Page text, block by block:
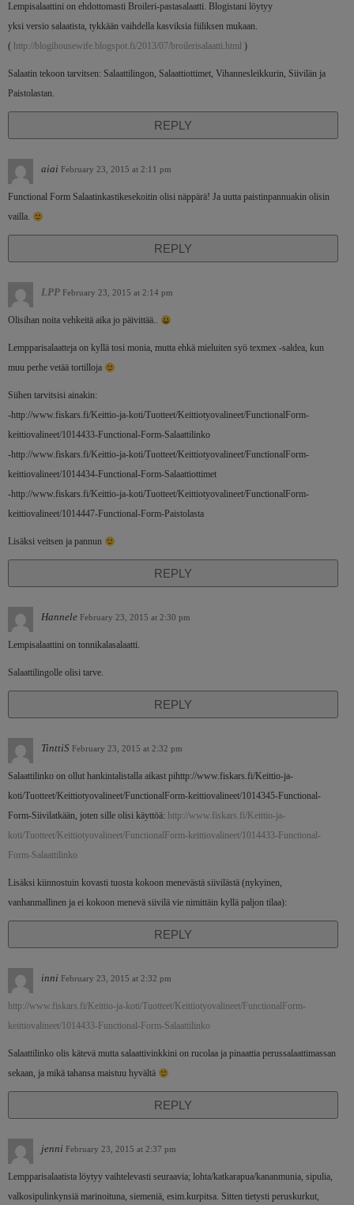
Lempisalaattini on ehdottomasti Broileri-pastasalaatti. Blogistani löytyy
yksi versio salaatista, tykkään vaihdella kasviksia fiiliksen mukaan.
( http://blogihousewife.blogspot.fi/2013/07/broilerisalaatti.html )
Salaatin tekoon tarvitsen: Salaattilingon, Salaattiottimet, Vihannesleikkurin, Siivilän ja
Paistolastan.
REPLY
aiai February 23, 2015 at 2:11 pm
Functional Form Salaatinkastikesekoitin olisi näppärä! Ja uutta paistinpannuakin olisin
vailla.
REPLY
LPP February 23, 2015 at 2:14 pm
Olisihan noita vehkeitä aika jo päivittää..
Lempparisalaatteja on kyllä tosi monia, mutta ehkä mieluiten syö texmex -saldea, kun
muu perhe vetää tortilloja
Siihen tarvitsisi ainakin:
-http://www.fiskars.fi/Keittio-ja-koti/Tuotteet/Keittiotyovalineet/FunctionalForm-
keittiovalineet/1014433-Functional-Form-Salaattilinko
-http://www.fiskars.fi/Keittio-ja-koti/Tuotteet/Keittiotyovalineet/FunctionalForm-
keittiovalineet/1014434-Functional-Form-Salaattiottimet
-http://www.fiskars.fi/Keittio-ja-koti/Tuotteet/Keittiotyovalineet/FunctionalForm-
keittiovalineet/1014447-Functional-Form-Paistolasta
Lisäksi veitsen ja pannun
REPLY
Hannele February 23, 2015 at 2:30 pm
Lempisalaattini on tonnikalasalaatti.
Salaattilingolle olisi tarve.
REPLY
TinttiS February 23, 2015 at 2:32 pm
Salaattilinko on ollut hankintalistalla aikast pihttp://www.fiskars.fi/Keittio-ja-
koti/Tuotteet/Keittiotyovalineet/FunctionalForm-keittiovalineet/1014345-Functional-
Form-Siivilatkään, joten sille olisi käyttöä: http://www.fiskars.fi/Keittio-ja-
koti/Tuotteet/Keittiotyovalineet/FunctionalForm-keittiovalineet/1014433-Functional-
Form-Salaattilinko
Lisäksi kiinnostuin kovasti tuosta kokoon menevästä siivilästä (nykyinen,
vanhanmallinen ja ei kokoon menevä siivilä vie nimittäin kyllä paljon tilaa):
REPLY
inni February 23, 2015 at 2:32 pm
http://www.fiskars.fi/Keittio-ja-koti/Tuotteet/Keittiotyovalineet/FunctionalForm-
keittiovalineet/1014433-Functional-Form-Salaattilinko
Salaattilinko olis kätevä mutta salaattivinkkini on rucolaa ja pinaattia perussalaattimassan
sekaan, ja mikä tahansa maistuu hyvältä
REPLY
jenni February 23, 2015 at 2:37 pm
Lempparisalaatista löytyy vaihtelevasti seuraavia; lohta/katkarapua/kananmunia, sipulia,
valkosipulinkynsiä marinoituna, siemeniä, esim.kurpitsa. Sitten tietysti peruskurkut,